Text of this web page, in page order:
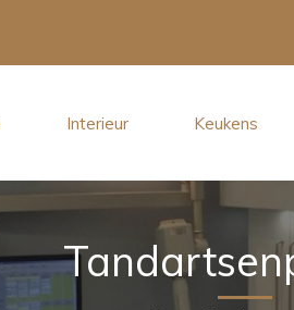
Interieur Keukens